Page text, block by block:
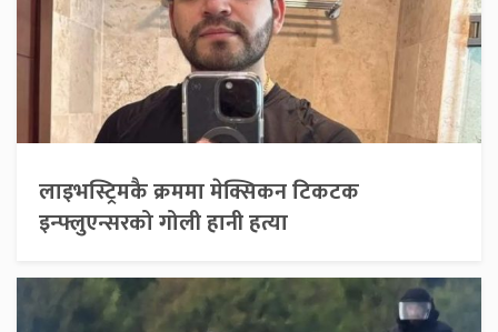
लाइभस्ट्रिमकै क्रममा मेक्सिकन टिकटक
इन्फ्लुएन्सरको गोली हानी हत्या